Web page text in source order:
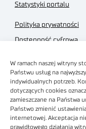
W ramach naszej witryny
Państwu usług na
indywidualnych potrzeb.
dotyczących cookies
zamieszczane na Państwa
Państwo zmienić
internetowej. Akceptacja
prawidłowego działania
Statystyki portalu
Polityka prywatności
Dostępność cyfrowa
Regulamin sklepu
Obrazy stockowe